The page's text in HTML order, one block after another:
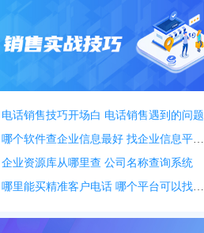
电话销售技巧开场白 电话销售遇到的问题
哪个软件查企业信息最好 找企业信息平台 app
企业资源库从哪里查 公司名称查询系统
哪里能买精准客户电话 哪个平台可以找客户资源